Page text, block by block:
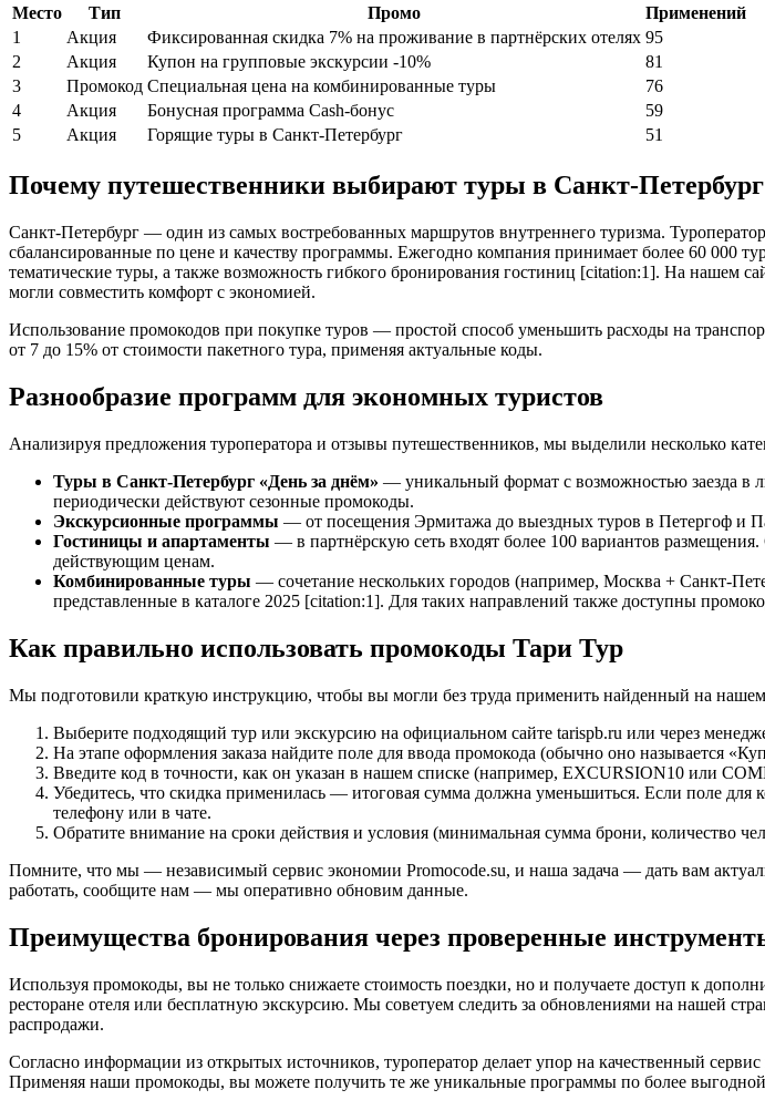
Место Тип Промо
Применений
1
Акция Фиксированная скидка 7% на проживание в партнёрских отелях 95
2
Акция Купон на групповые экскурсии -10%
81
3
Промокод Специальная цена на комбинированные туры
76
4
Акция Бонусная программа Cash-бонус
59
5
Акция Горящие туры в Санкт-Петербург 51
Почему путешественники выбирают туры в Санкт-
Санкт-Петербург — один из самых востребованных маршрутов внутреннего туризма.
сбалансированные по цене и качеству программы. Ежегодно компания принимает более 60 000
тематические туры, а также возможность гибкого бронирования гостиниц [citation:1]. На нашем
могли совместить комфорт с экономией.
Использование промокодов при покупке туров — простой способ уменьшить расходы на
от 7 до 15% от стоимости пакетного тура, применяя актуальные коды.
Разнообразие программ для экономных туристов
Анализируя предложения туроператора и отзывы путешественников, мы выделили несколько
Туры в Санкт-Петербург «День за днём» — уникальный формат с возможностью заезда в
периодически действуют сезонные промокоды.
Экскурсионные программы — от посещения Эрмитажа до выездных туров в Петергоф и
Гостиницы и апартаменты — в партнёрскую сеть входят более 100 вариантов
действующим ценам.
Комбинированные туры — сочетание нескольких городов (например, Москва + Санкт-
представленные в каталоге 2025 [citation:1]. Для таких направлений также доступны
Как правильно использовать промокоды Тари Тур
Мы подготовили краткую инструкцию, чтобы вы могли без труда применить найденный на нашем
Выберите подходящий тур или экскурсию на официальном сайте tarispb.ru или через
На этапе оформления заказа найдите поле для ввода промокода (обычно оно называется
Введите код в точности, как он указан в нашем списке (например, EXCURSION10 или
Убедитесь, что скидка применилась — итоговая сумма должна уменьшиться. Если поле
телефону или в чате.
Обратите внимание на сроки действия и условия (минимальная сумма брони, количество
Помните, что мы — независимый сервис экономии Promocode.su, и наша задача — дать вам
работать, сообщите нам — мы оперативно обновим данные.
Преимущества бронирования через проверенные
Используя промокоды, вы не только снижаете стоимость поездки, но и получаете доступ к
ресторане отеля или бесплатную экскурсию. Мы советуем следить за обновлениями на нашей
распродажи.
Согласно информации из открытых источников, туроператор делает упор на качественный
Применяя наши промокоды, вы можете получить те же уникальные программы по более